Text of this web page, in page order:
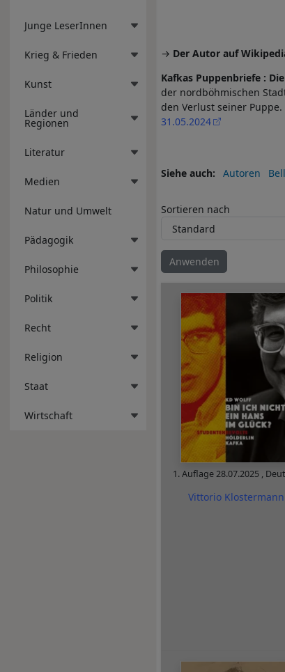
Junge LeserInnen
Krieg & Frieden
Kunst
Länder und
Regionen
Literatur
Medien
Natur und Umwelt
Pädagogik
Philosophie
Politik
Recht
Religion
Staat
Wirtschaft
→ Der Autor auf
Kafkas Puppenbriefe :
der nordböhmischen
den Verlust seiner
31.05.2024
Siehe auch Autoren
Sortieren nach
1. Auflage28.07.2025 ,
Vittorio Klostermann